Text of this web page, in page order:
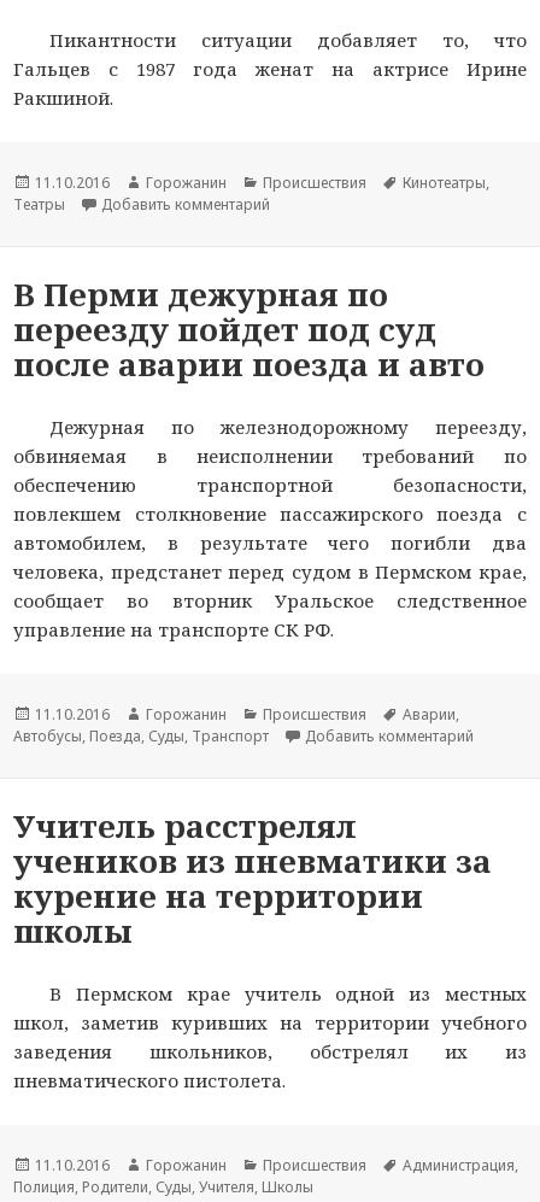
Пикантности ситуации добавляет то, что
Гальцев с 1987 года женат на актрисе Ирине
Ракшиной.
Новость
опубликована
11.10.2016
Автор
новости
Горожанин
Раздел
новостей
Происшествия
Тема
Кинотеатры,
Театры
Добавить комментарий
В Перми дежурная по
переезду пойдет под суд
после аварии поезда и авто
Дежурная по железнодорожному переезду,
обвиняемая в неисполнении требований по
обеспечению транспортной безопасности,
повлекшем столкновение пассажирского поезда с
автомобилем, в результате чего погибли два
человека, предстанет перед судом в Пермском крае,
сообщает во вторник Уральское следственное
управление на транспорте СК РФ.
Новость
опубликована
11.10.2016
Автор
новости
Горожанин
Раздел
новостей
Происшествия
Тема
новости
Аварии,
Автобусы, Поезда, Суды, Транспорт Добавить комментарий
Учитель расстрелял
учеников из пневматики за
курение на территории
школы
В Пермском крае учитель одной из местных
школ, заметив куривших на территории учебного
заведения школьников, обстрелял их из
пневматического пистолета.
Новость
опубликована
11.10.2016
Автор
новости
Горожанин
Раздел
новостей
Происшествия
Тема
Администрация,
Полиция, Родители, Суды,Учителя, Школы